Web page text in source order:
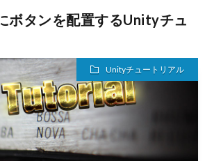
ボタンを配置するUnityチュ
Unityチュートリアル